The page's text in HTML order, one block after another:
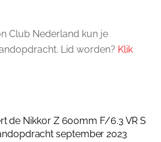
Club Nederland kun je
Lid worden? Klik
de Nikkor Z 600mm F/6.3 VR S
september 2023